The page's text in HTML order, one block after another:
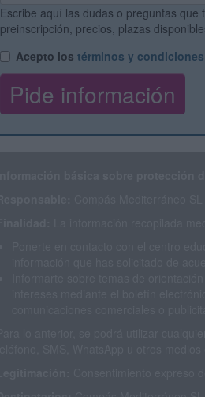
Escribe aquí las dudas o preguntas
preinscripción, precios, plazas
Acepto los términos y condiciones